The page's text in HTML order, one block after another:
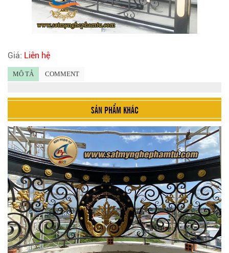
Giá: Liên hệ
MÔ TẢ COMMENT
SẢN PHẨM KHÁC